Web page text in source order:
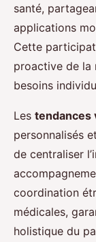
santé,
applications
Cette
proactive de la
besoins
Les tendances
personnalisés
de centraliser
coordination
médicales,
holistique du